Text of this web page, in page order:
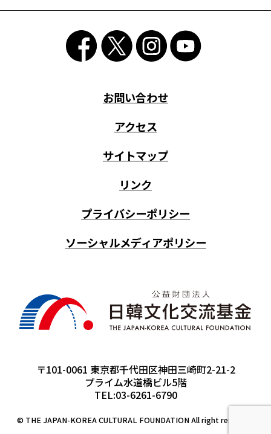
お問い合わせ
アクセス
サイトマップ
リンク
プライバシーポリシー
ソーシャルメディアポリシー
〒101-0061 東京都千代田区神田三崎町2-21-2
プライム水道橋ビル5階
TEL:03-6261-6790
© THE JAPAN-KOREA CULTURAL FOUNDATION All right reserved.